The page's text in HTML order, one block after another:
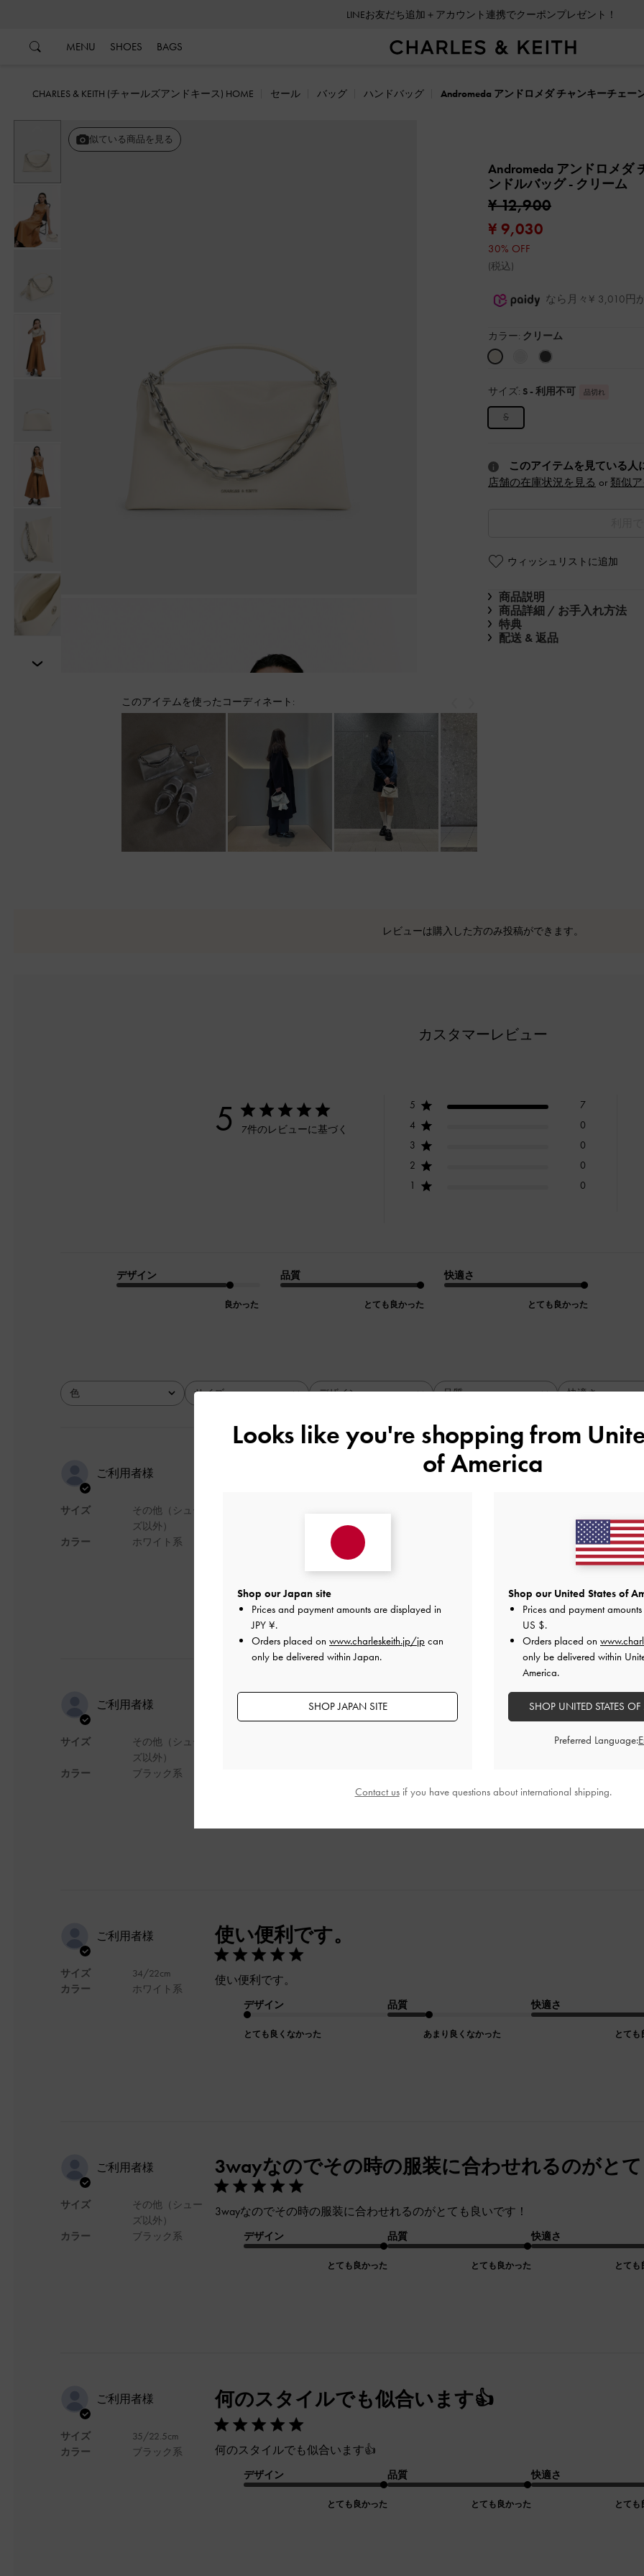
LINEお友だち追加＋アカウント連携でクーポンプレゼント！
会員登録＋ニュースレター登録で10%OFFクーポンプレゼント！
MENU SHOES BAGS
CHARLES & KEITH (チャールズアンドキース) HOME セール バッグ ハンドバッグ Andromeda アンドロメダ チャンキーチェー
次
似ている商品を見る
Andromeda アンドロメダ
ンドルバッグ- クリーム
¥ 12,900
¥ 9,030
30% OFF
(税込)
なら月々¥ 3,010円
カラー: クリーム
サイズ: S - 利用不可 品切れ
S
このアイテムを見ている人
店舗の在庫状況を見る or 類似
ウィッシュリストに追加
商品説明
商品詳細 / お手入れ方法
特典
配送 & 返品
このアイテムを使ったコーディネート:
レビューは購入した方のみ投稿ができます。
カスタマーレビュー
5 7件のレビューに基づく
5
7
4
0
3
0
2
0
1
0
デザイン
良かった
品質
とても良かった
快適さ
とても良かった
色全て サイズ デザイン 品質 快適さ
ご利用者様
サイズ
カラー
その他（シュー
ズ以外）
ホワイト系
とても良かった
ご利用者様
サイズ
カラー
その他（シュー
ズ以外）
ブラック系
軽くてよいです
カバン自体がとても軽いのと、ちゃんと閉じるので使いやすいです
ご利用者様
サイズ
カラー
34/22cm
ホワイト系
使い便利です。
使い便利です。
デザイン
とても良くなかった
品質
あまり良くなかった
快適さ
とても
ご利用者様
サイズ
カラー
その他（シュー
ズ以外）
ブラック系
3wayなのでその時の服装に合わせれるのがとて
3wayなのでその時の服装に合わせれるのがとても良いです！
デザイン
とても良かった
品質
とても良かった
快適さ
とても
ご利用者様
サイズ
カラー
35/22.5cm
ブラック系
何のスタイルでも似合います👍
何のスタイルでも似合います👍
デザイン
とても良かった
品質
とても良かった
快適さ
とても
Looks like you're shopping from
of America
Shop our Japan site
Prices and payment amounts are displayed in
JPY ¥.
Orders placed on www.charleskeith.jp/jp can
only be delivered within Japan.
SHOP JAPAN SITE
Shop our United States of
Prices and payment
US $.
Orders placed on
only be delivered within
America.
SHOP UNITED STATES
Preferred Language:
Contact usif you have questions about international shipping.